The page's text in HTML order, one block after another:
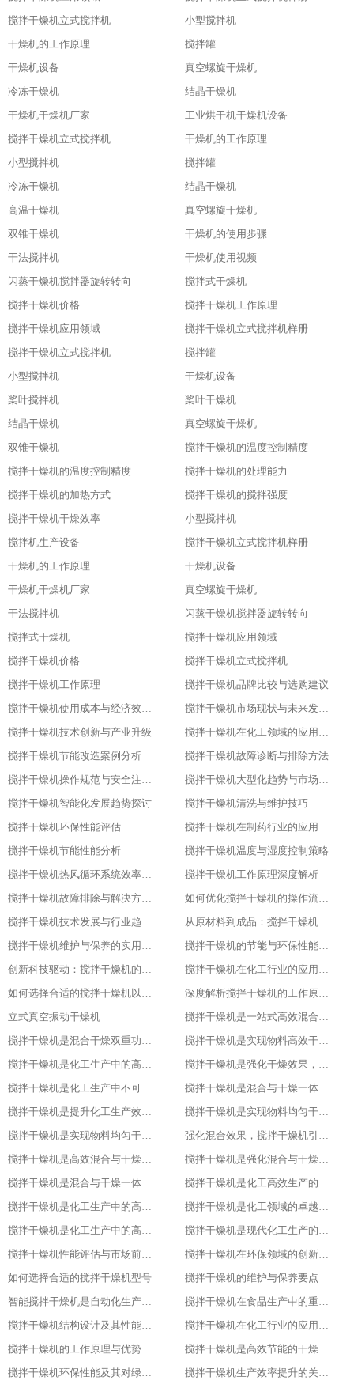
搅拌干燥机立式搅拌机
小型搅拌机
干燥机的工作原理
搅拌罐
干燥机设备
真空螺旋干燥机
冷冻干燥机
结晶干燥机
干燥机干燥机厂家
工业烘干机干燥机设备
搅拌干燥机立式搅拌机
干燥机的工作原理
小型搅拌机
搅拌罐
冷冻干燥机
结晶干燥机
高温干燥机
真空螺旋干燥机
双锥干燥机
干燥机的使用步骤
干法搅拌机
干燥机使用视频
闪蒸干燥机搅拌器旋转转向
搅拌式干燥机
搅拌干燥机价格
搅拌干燥机工作原理
搅拌干燥机应用领域
搅拌干燥机立式搅拌机样册
搅拌干燥机立式搅拌机
搅拌罐
小型搅拌机
干燥机设备
桨叶搅拌机
桨叶干燥机
结晶干燥机
真空螺旋干燥机
双锥干燥机
搅拌干燥机的温度控制精度
搅拌干燥机的温度控制精度
搅拌干燥机的处理能力
搅拌干燥机的加热方式
搅拌干燥机的搅拌强度
搅拌干燥机干燥效率
小型搅拌机
搅拌机生产设备
搅拌干燥机立式搅拌机样册
干燥机的工作原理
干燥机设备
干燥机干燥机厂家
真空螺旋干燥机
干法搅拌机
闪蒸干燥机搅拌器旋转转向
搅拌式干燥机
搅拌干燥机应用领域
搅拌干燥机价格
搅拌干燥机立式搅拌机
搅拌干燥机工作原理
搅拌干燥机品牌比较与选购建议
搅拌干燥机使用成本与经济效益分析
搅拌干燥机市场现状与未来发展趋势
搅拌干燥机技术创新与产业升级
搅拌干燥机在化工领域的应用实践
搅拌干燥机节能改造案例分析
搅拌干燥机故障诊断与排除方法
搅拌干燥机操作规范与安全注意事项
搅拌干燥机大型化趋势与市场应用
搅拌干燥机智能化发展趋势探讨
搅拌干燥机清洗与维护技巧
搅拌干燥机环保性能评估
搅拌干燥机在制药行业的应用与优化
搅拌干燥机节能性能分析
搅拌干燥机温度与湿度控制策略
搅拌干燥机热风循环系统效率研究
搅拌干燥机工作原理深度解析
搅拌干燥机故障排除与解决方案大全
如何优化搅拌干燥机的操作流程以提升产品质量
搅拌干燥机技术发展与行业趋势分析
从原材料到成品：搅拌干燥机在食品行业的全流程应用
搅拌干燥机维护与保养的实用指南
搅拌干燥机的节能与环保性能探究
创新科技驱动：搅拌干燥机的智能化升级
搅拌干燥机在化工行业的应用实例
如何选择合适的搅拌干燥机以提高生产效率
深度解析搅拌干燥机的工作原理与应用
立式真空振动干燥机
搅拌干燥机是一站式高效混合与干燥解决方案
搅拌干燥机是混合干燥双重功效，化工生产新助力，提升产品质量
搅拌干燥机是实现物料高效干燥的创新之选，提升产品质量
搅拌干燥机是化工生产中的高效混合与干燥专家，提升产品质量
搅拌干燥机是强化干燥效果，提升产品质量的关键
搅拌干燥机是化工生产中不可或缺的高效工具
搅拌干燥机是混合与干燥一体化的创新解决方案
搅拌干燥机是提升化工生产效率的得力助手
搅拌干燥机是实现物料均匀干燥的专业设备
搅拌干燥机是实现物料均匀干燥的专业设备
强化混合效果，搅拌干燥机引领化工新潮流
搅拌干燥机是高效混合与干燥新标杆
搅拌干燥机是强化混合与干燥效果的理想设备
搅拌干燥机是混合与干燥一体化的高效利器
搅拌干燥机是化工高效生产的得力助手
搅拌干燥机是化工生产中的高效干燥与混合专家
搅拌干燥机是化工领域的卓越干燥利器
搅拌干燥机是化工生产中的高效利器
搅拌干燥机是现代化工生产的得力助手
搅拌干燥机性能评估与市场前景分析
搅拌干燥机在环保领域的创新应用
如何选择合适的搅拌干燥机型号
搅拌干燥机的维护与保养要点
智能搅拌干燥机是自动化生产的新趋势
搅拌干燥机在食品生产中的重要作用
搅拌干燥机结构设计及其性能优化
搅拌干燥机在化工行业的应用实践
搅拌干燥机的工作原理与优势分析
搅拌干燥机是高效节能的干燥新选择
搅拌干燥机环保性能及其对绿色生产的意义
搅拌干燥机生产效率提升的关键因素